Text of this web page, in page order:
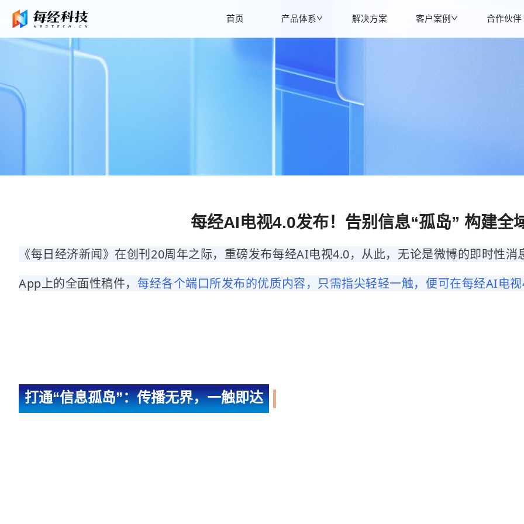
首页 产品体系 解决方案 客户案例 合作伙伴
每经AI电视4.0发布！告别信息“孤岛” 构建全
《每日经济新闻》在创刊20周年之际，重磅发布每经AI电视4.0，从此，无论是微博的即时性
App上的全面性稿件， 每经各个端口所发布的优质内容，只需指尖轻轻一触，便可在每经AI电
打通“信息孤岛”：传播无界，一触即达